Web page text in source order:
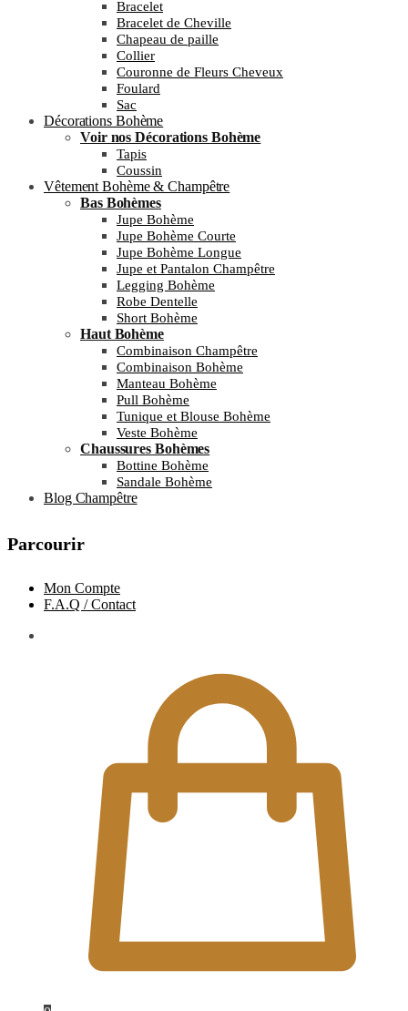
Bracelet
Bracelet de Cheville
Chapeau de paille
Collier
Couronne de Fleurs Cheveux
Foulard
Sac
Décorations Bohème
Voir nos Décorations Bohème
Tapis
Coussin
Vêtement Bohème & Champêtre
Bas Bohèmes
Jupe Bohème
Jupe Bohème Courte
Jupe Bohème Longue
Jupe et Pantalon Champêtre
Legging Bohème
Robe Dentelle
Short Bohème
Haut Bohème
Combinaison Champêtre
Combinaison Bohème
Manteau Bohème
Pull Bohème
Tunique et Blouse Bohème
Veste Bohème
Chaussures Bohèmes
Bottine Bohème
Sandale Bohème
Blog Champêtre
Parcourir
Mon Compte
F.A.Q / Contact